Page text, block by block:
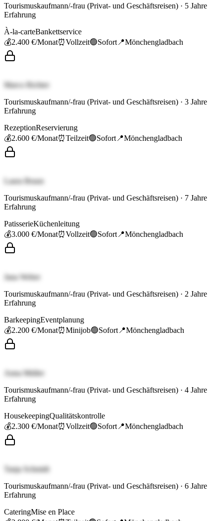
Tourismuskaufmann/-frau (Privat- und Geschäftsreisen) · 5 Jahre
Erfahrung
À-la-carteBankettservice
💰2.400 €/Monat⏰Vollzeit🟢Sofort 📍Mönchengladbach
Marco Richter
Tourismuskaufmann/-frau (Privat- und Geschäftsreisen) · 3 Jahre
Erfahrung
RezeptionReservierung
💰2.600 €/Monat⏰Teilzeit🟢Sofort 📍Mönchengladbach
Laura Braun
Tourismuskaufmann/-frau (Privat- und Geschäftsreisen) · 7 Jahre
Erfahrung
PatisserieKüchenleitung
💰3.000 €/Monat⏰Vollzeit🟢Sofort 📍Mönchengladbach
Jana Weber
Tourismuskaufmann/-frau (Privat- und Geschäftsreisen) · 2 Jahre
Erfahrung
BarkeepingEventplanung
💰2.200 €/Monat⏰Minijob🟢Sofort 📍Mönchengladbach
Anna Müller
Tourismuskaufmann/-frau (Privat- und Geschäftsreisen) · 4 Jahre
Erfahrung
HousekeepingQualitätskontrolle
💰2.300 €/Monat⏰Vollzeit🟢Sofort 📍Mönchengladbach
Tanja Schmidt
Tourismuskaufmann/-frau (Privat- und Geschäftsreisen) · 6 Jahre
Erfahrung
CateringMise en Place